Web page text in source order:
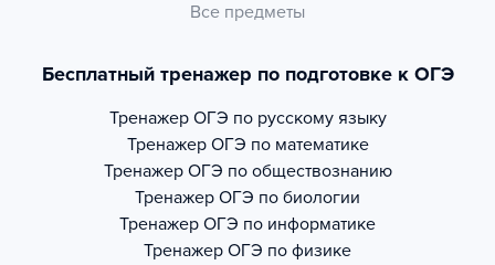
Все предметы
Бесплатный тренажер по подготовке к ОГЭ
Тренажер ОГЭ по русскому языку
Тренажер ОГЭ по математике
Тренажер ОГЭ по обществознанию
Тренажер ОГЭ по биологии
Тренажер ОГЭ по информатике
Тренажер ОГЭ по физике